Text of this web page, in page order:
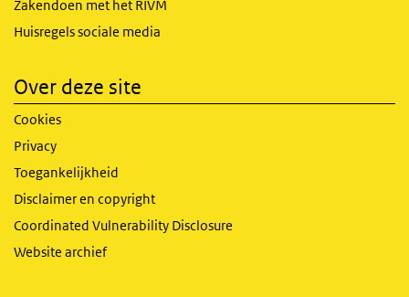
Zakendoen met het RIVM
Huisregels sociale media
Over deze site
Cookies
Privacy
Toegankelijkheid
Disclaimer en copyright
Coordinated Vulnerability Disclosure
Website archief